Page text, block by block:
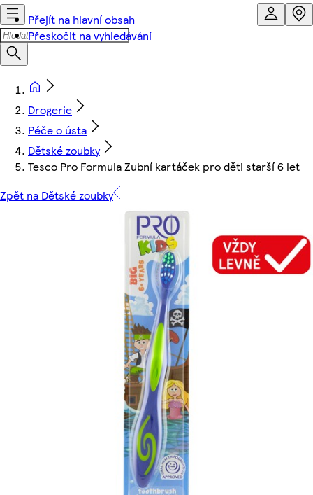
Přejít na hlavní obsah
Přeskočit na vyhledávání
Drogerie
Péče o ústa
Dětské zoubky
Tesco Pro Formula Zubní kartáček pro děti starší 6 let
Zpět na Dětské zoubky